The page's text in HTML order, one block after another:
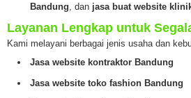
Bandung, dan jasa buat website
Layanan Lengkap untuk
Kami melayani berbagai jenis usaha dan
Jasa website kontraktor Bandung
Jasa website toko fashion Bandung